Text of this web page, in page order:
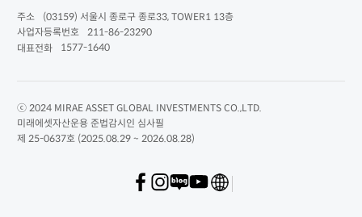
주소
(03159) 서울시 종로구 종로33, TOWER1 13층
사업자등록번호
211-86-23290
대표전화
1577-1640
ⓒ 2024 MIRAE ASSET GLOBAL INVESTMENTS CO.,LTD.
미래에셋자산운용 준법감시인 심사필
제 25-0637호 (2025.08.29 ~ 2026.08.28)